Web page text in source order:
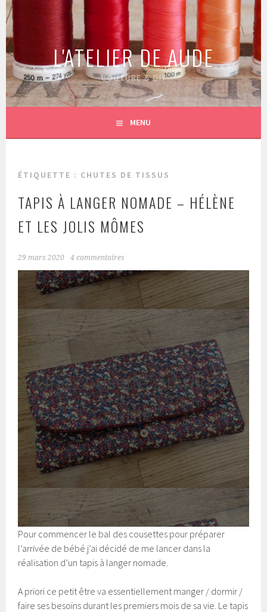
Aller
au
contenu
principal
L'ATELIER DE AUDE
COUTURE & DIY
MENU
ÉTIQUETTE : CHUTES DE TISSUS
TAPIS À LANGER NOMADE – HÉLÈNE
ET LES JOLIS MÔMES
29 mars 2020 4 commentaires
Une cousette simple et
utile
Pour commencer le bal des cousettes pour préparer
l’arrivée de bébé j’ai décidé de me lancer dans la
réalisation d’un tapis à langer nomade.
A priori ce petit être va essentiellement manger / dormir /
faire ses besoins durant les premiers mois de sa vie. Le tapis